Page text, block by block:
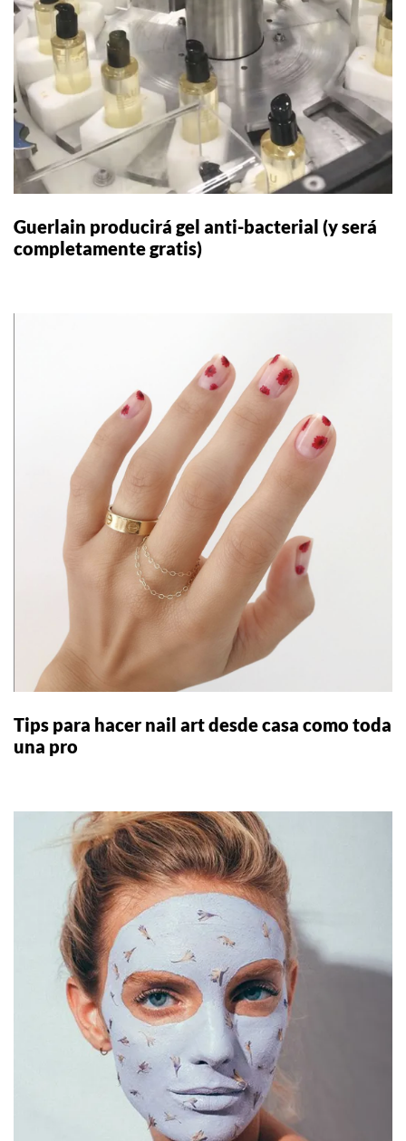
Guerlain producirá gel anti-bacterial (y será
completamente gratis)
Tips para hacer nail art desde casa como toda
una pro